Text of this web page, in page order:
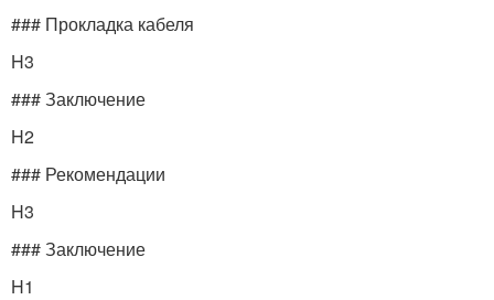
### Прокладка кабеля
H3
### Заключение
H2
### Рекомендации
H3
### Заключение
H1